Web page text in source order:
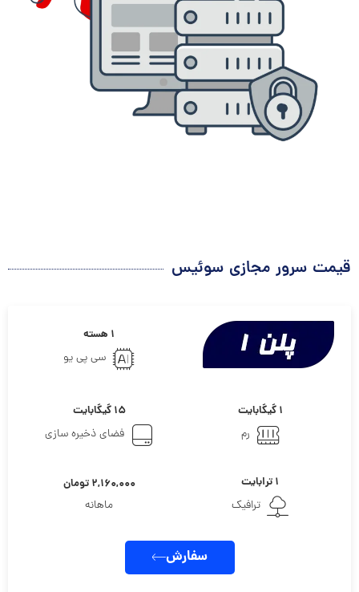
قیمت سرور مجازی سوئیس
۱ هسته
سی پی یو
۱ گیگابایت
رم
۱۵ گیگابایت
فضای ذخیره سازی
۱ ترابایت
ترافیک
۲,۱۶۰,۰۰۰ تومان
ماهانه
سفارش